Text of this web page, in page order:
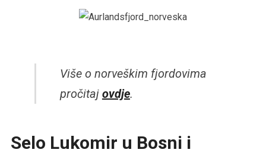
Više o norveškim fjordovima
pročitaj ovdje.
Selo Lukomir u Bosni i